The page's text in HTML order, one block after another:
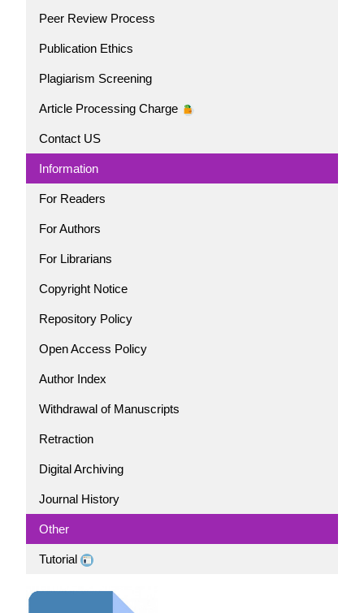
Peer Review Process
Publication Ethics
Plagiarism Screening
Article Processing Charge
Contact US
Information
For Readers
For Authors
For Librarians
Copyright Notice
Repository Policy
Open Access Policy
Author Index
Withdrawal of Manuscripts
Retraction
Digital Archiving
Journal History
Other
Tutorial